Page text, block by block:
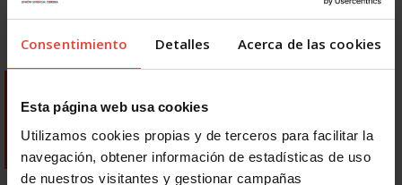
Consentimiento Detalles Acerca de las cookies
Esta página web usa cookies
Utilizamos cookies propias y de terceros para facilitar la
navegación, obtener información de estadísticas de uso
de nuestros visitantes y gestionar campañas